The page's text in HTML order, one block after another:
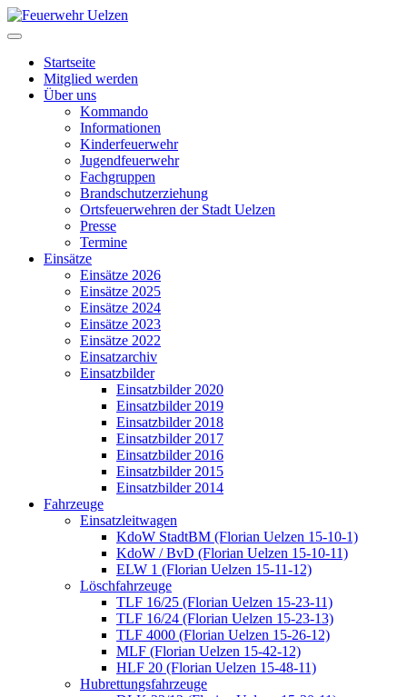
Startseite
Mitglied werden
Über uns
Kommando
Informationen
Kinderfeuerwehr
Jugendfeuerwehr
Fachgruppen
Brandschutzerziehung
Ortsfeuerwehren der Stadt Uelzen
Presse
Termine
Einsätze
Einsätze 2026
Einsätze 2025
Einsätze 2024
Einsätze 2023
Einsätze 2022
Einsatzarchiv
Einsatzbilder
Einsatzbilder 2020
Einsatzbilder 2019
Einsatzbilder 2018
Einsatzbilder 2017
Einsatzbilder 2016
Einsatzbilder 2015
Einsatzbilder 2014
Fahrzeuge
Einsatzleitwagen
KdoW StadtBM (Florian Uelzen 15-10-1)
KdoW / BvD (Florian Uelzen 15-10-11)
ELW 1 (Florian Uelzen 15-11-12)
Löschfahrzeuge
TLF 16/25 (Florian Uelzen 15-23-11)
TLF 16/24 (Florian Uelzen 15-23-13)
TLF 4000 (Florian Uelzen 15-26-12)
MLF (Florian Uelzen 15-42-12)
HLF 20 (Florian Uelzen 15-48-11)
Hubrettungsfahrzeuge